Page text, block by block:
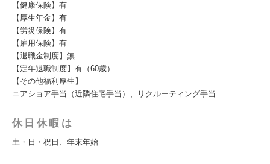
【健康保険】有
【厚生年金】有
【労災保険】有
【雇用保険】有
【退職金制度】無
【定年退職制度】有（60歳）
【その他福利厚生】
ニアショア手当（近隣住宅手当）、リクルーティング手当
休日休暇は
土・日・祝日、年末年始